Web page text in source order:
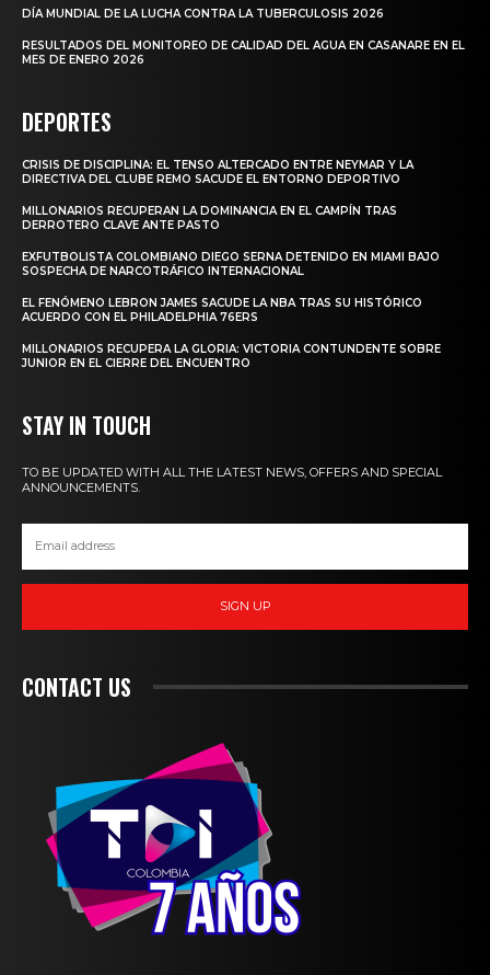
DÍA MUNDIAL DE LA LUCHA CONTRA LA TUBERCULOSIS 2026
RESULTADOS DEL MONITOREO DE CALIDAD DEL AGUA EN CASANARE EN EL
MES DE ENERO 2026
DEPORTES
CRISIS DE DISCIPLINA: EL TENSO ALTERCADO ENTRE NEYMAR Y LA
DIRECTIVA DEL CLUBE REMO SACUDE EL ENTORNO DEPORTIVO
MILLONARIOS RECUPERAN LA DOMINANCIA EN EL CAMPÍN TRAS
DERROTERO CLAVE ANTE PASTO
EXFUTBOLISTA COLOMBIANO DIEGO SERNA DETENIDO EN MIAMI BAJO
SOSPECHA DE NARCOTRÁFICO INTERNACIONAL
EL FENÓMENO LEBRON JAMES SACUDE LA NBA TRAS SU HISTÓRICO
ACUERDO CON EL PHILADELPHIA 76ERS
MILLONARIOS RECUPERA LA GLORIA: VICTORIA CONTUNDENTE SOBRE
JUNIOR EN EL CIERRE DEL ENCUENTRO
STAY IN TOUCH
TO BE UPDATED WITH ALL THE LATEST NEWS, OFFERS AND SPECIAL
ANNOUNCEMENTS.
SIGN UP
CONTACT US